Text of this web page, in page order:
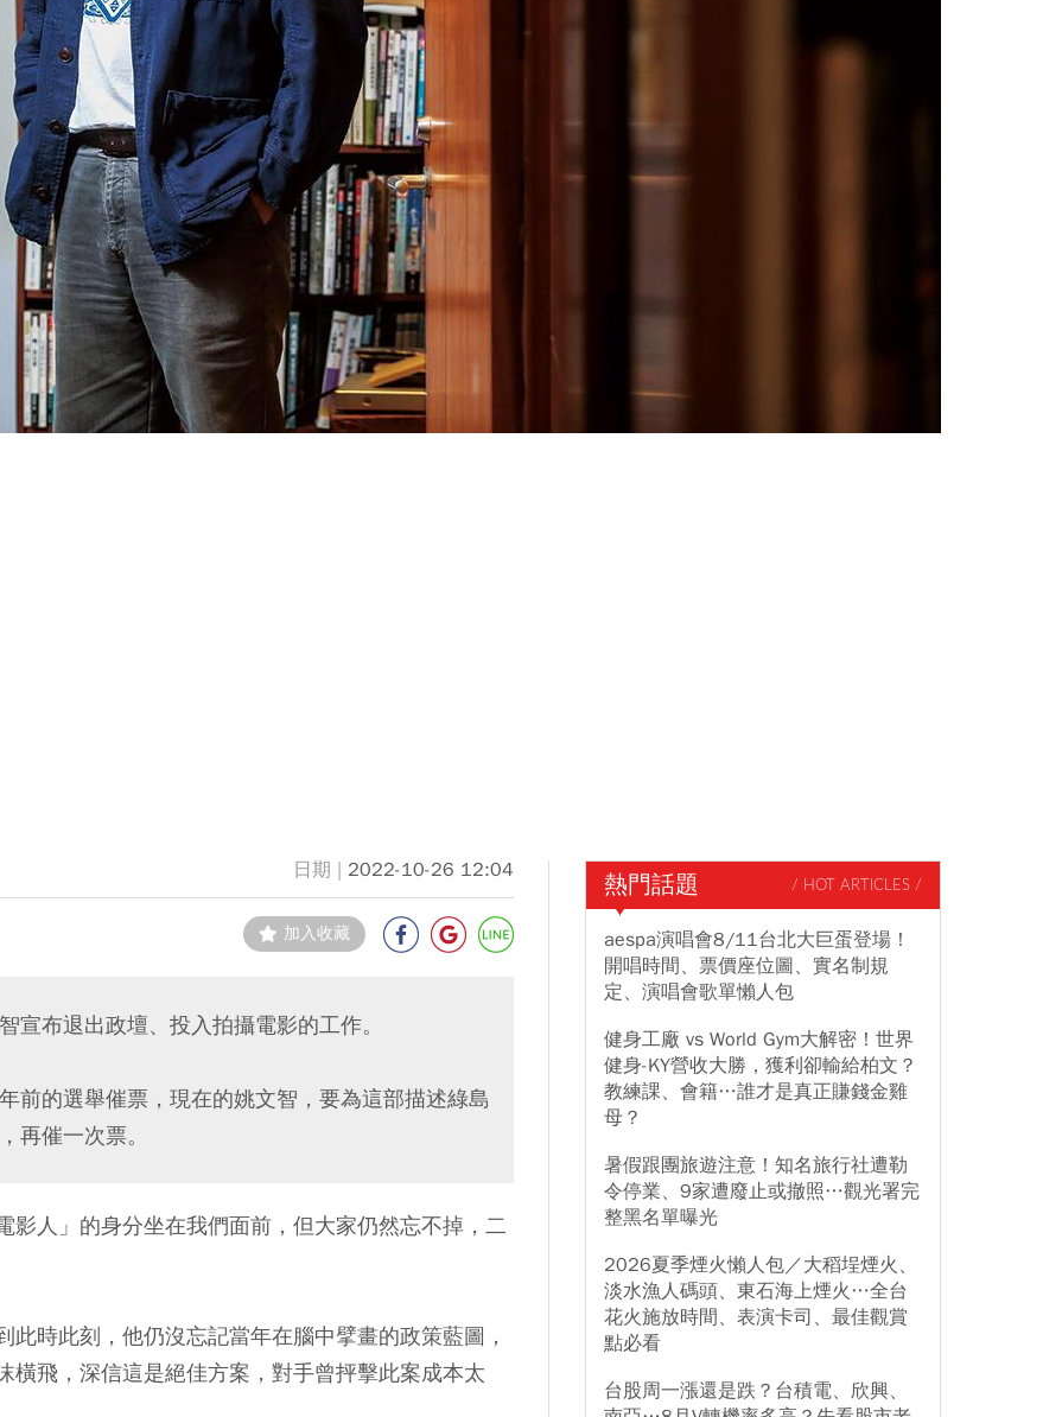
2022-10-26 12:04
加入收藏
布退出政壇、投入拍攝電影的工作。
前的選舉催票，現在的姚文智，要為這部描述綠島
再催一次票。
影人」的身分坐在我們面前，但大家仍然忘不掉，二
時此刻，他仍沒忘記當年在腦中擘畫的政策藍圖，
飛，深信這是絕佳方案，對手曾抨擊此案成本太
熱門話題 / HOT ARTICLES /
aespa演唱會8/11台北大巨蛋登場！
開唱時間、票價座位圖、實名制規
定、演唱會歌單懶人包
健身工廠 vs World Gym大解密！世界
健身-KY營收大勝，獲利卻輸給柏文？
教練課、會籍…誰才是真正賺錢金雞
母？
暑假跟團旅遊注意！知名旅行社遭勒
令停業、9家遭廢止或撤照…觀光署完
整黑名單曝光
2026夏季煙火懶人包／大稻埕煙火、
淡水漁人碼頭、東石海上煙火…全台
花火施放時間、表演卡司、最佳觀賞
點必看
台股周一漲還是跌？台積電、欣興、